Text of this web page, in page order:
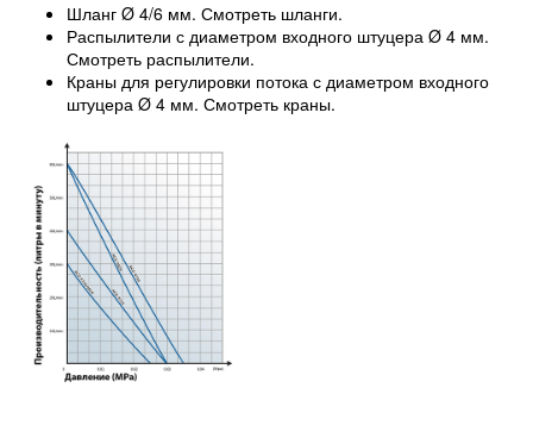
Шланг Ø 4/6 мм. Смотреть шланги.
Распылители с диаметром входного штуцера Ø 4 мм.
Смотреть распылители.
Краны для регулировки потока с диаметром входного
штуцера Ø 4 мм. Смотреть краны.